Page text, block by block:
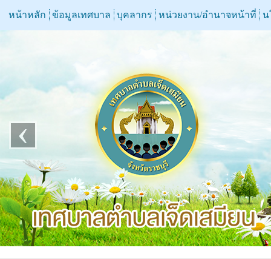
หน้าหลัก ข้อมูลเทศบาล บุคลากร หน่วยงาน/อำนาจหน้าที่ น
‹